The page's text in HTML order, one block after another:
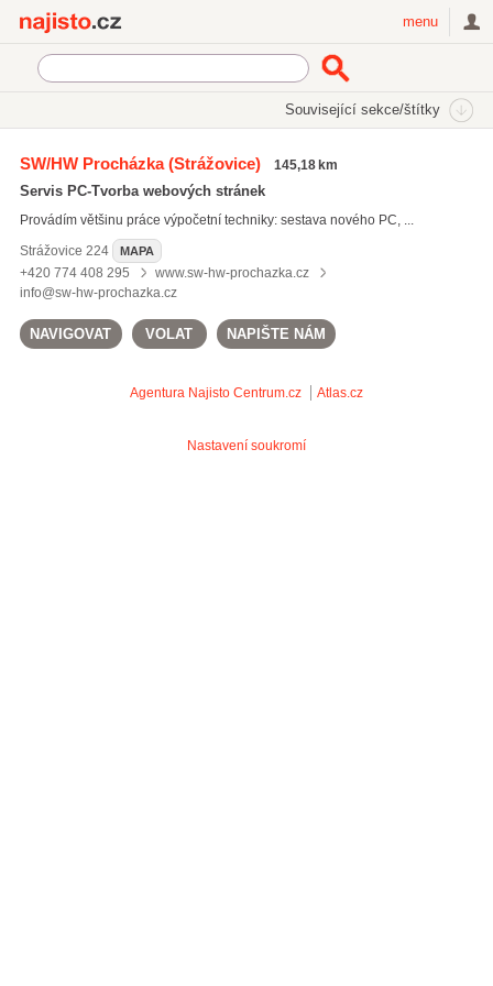
menu
Související sekce/štítky
Webdesign
SW/HW Procházka(Strážovice) 145,18 km
Servis PC-Tvorba webových stránek
Provádím většinu práce výpočetní techniky: sestava nového PC, ...
Strážovice 224 MAPA
+420 774 408 295
www.sw-hw-prochazka.cz
info@sw-hw-prochazka.cz
NAVIGOVAT VOLAT NAPIŠTE NÁM
Agentura Najisto Centrum.cz Atlas.cz
Nastavení soukromí